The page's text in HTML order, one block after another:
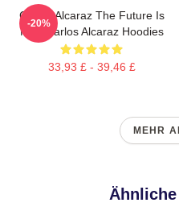
Carlos Alcaraz The Future Is
Now Carlos Alcaraz Hoodies
33,93 £ - 39,46 £
-20%
MEHR